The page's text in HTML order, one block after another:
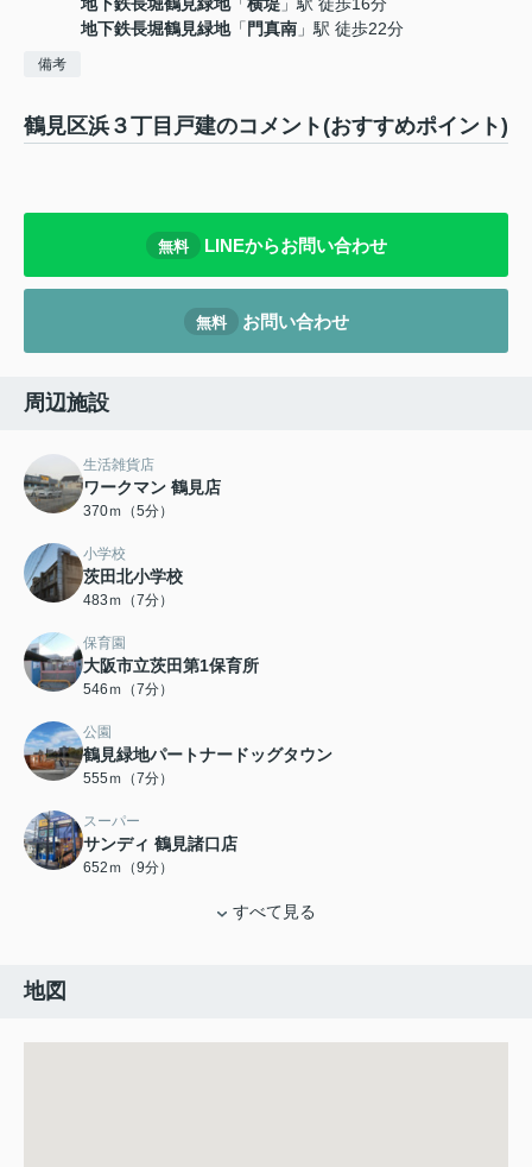
地下鉄長堀鶴見緑地「横堤 」駅 徒歩16分
地下鉄長堀鶴見緑地「 門真南 」駅 徒歩22分
備考
鶴見区浜３丁目戸建のコメント(おすすめポイント)
無料 LINEからお問い合わせ
無料 お問い合わせ
周辺施設
生活雑貨店
ワークマン 鶴見店
370ｍ（5分）
小学校
茨田北小学校
483ｍ（7分）
保育園
大阪市立茨田第1保育所
546ｍ（7分）
公園
鶴見緑地パートナードッグタウン
555ｍ（7分）
スーパー
サンディ 鶴見諸口店
652ｍ（9分）
すべて見る
地図